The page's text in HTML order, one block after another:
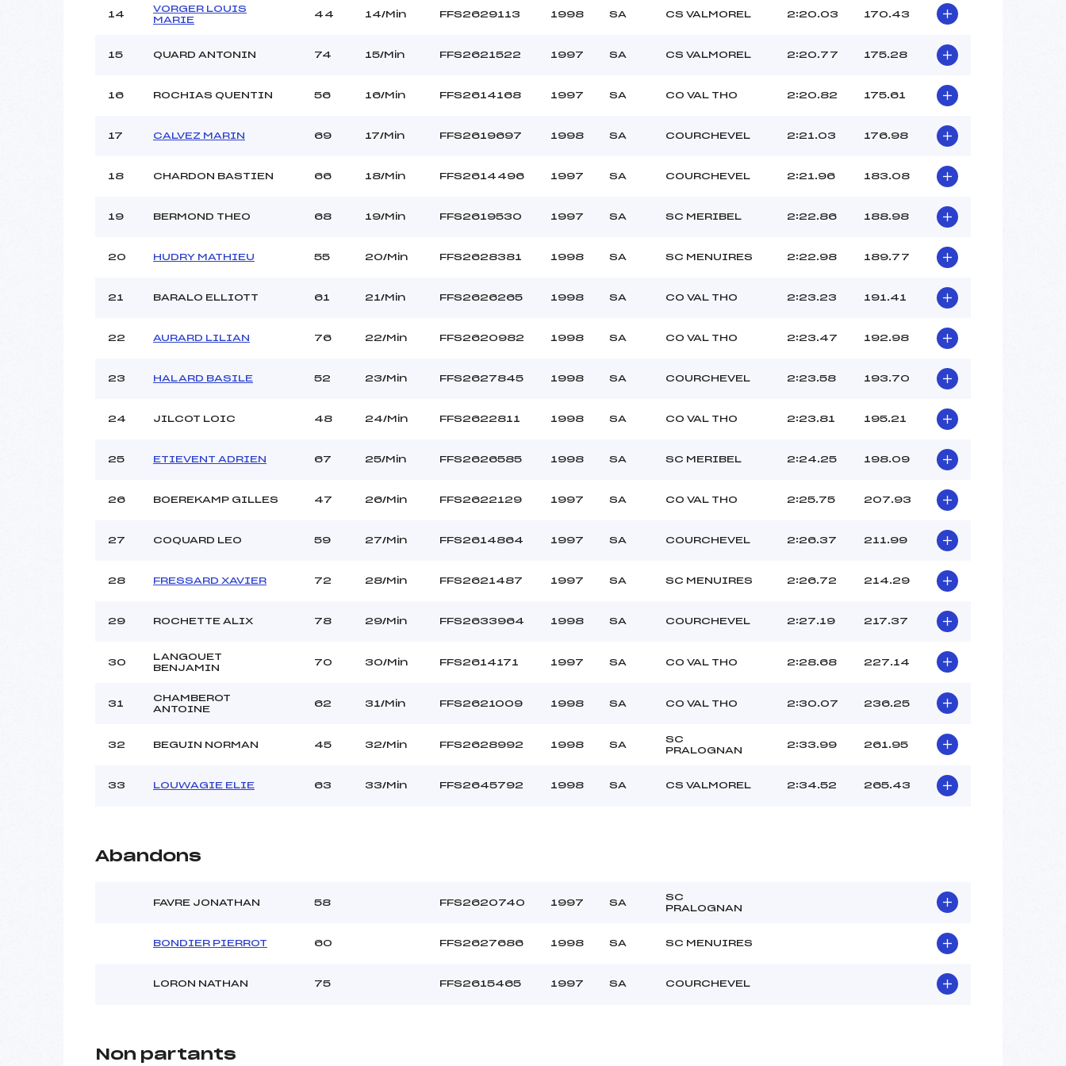
14
VORGER LOUIS
MARIE
44 14/Min FFS2629113 1998 SA CS VALMOREL 2:20.03 170.43
15 QUARD ANTONIN 74 15/Min FFS2621522 1997 SA CS VALMOREL 2:20.77 175.28
16 ROCHIAS QUENTIN 56 16/Min FFS2614168 1997 SA CO VAL THO 2:20.82 175.61
17 CALVEZ MARIN 69 17/Min FFS2619697 1998 SA COURCHEVEL 2:21.03 176.98
18 CHARDON BASTIEN 66 18/Min FFS2614496 1997 SA COURCHEVEL 2:21.96 183.08
19 BERMOND THEO 68 19/Min FFS2619530 1997 SA SC MERIBEL 2:22.86 188.98
20 HUDRY MATHIEU 55 20/Min FFS2628381 1998 SA SC MENUIRES 2:22.98 189.77
21 BARALO ELLIOTT 61 21/Min FFS2626265 1998 SA CO VAL THO 2:23.23 191.41
22 AURARD LILIAN 76 22/Min FFS2620982 1998 SA CO VAL THO 2:23.47 192.98
23 HALARD BASILE 52 23/Min FFS2627845 1998 SA COURCHEVEL 2:23.58 193.70
24 JILCOT LOIC 48 24/Min FFS2622811 1998 SA CO VAL THO 2:23.81 195.21
25 ETIEVENT ADRIEN 67 25/Min FFS2626585 1998 SA SC MERIBEL 2:24.25 198.09
26 BOEREKAMP GILLES 47 26/Min FFS2622129 1997 SA CO VAL THO 2:25.75 207.93
27 COQUARD LEO 59 27/Min FFS2614864 1997 SA COURCHEVEL 2:26.37 211.99
28 FRESSARD XAVIER 72 28/Min FFS2621487 1997 SA SC MENUIRES 2:26.72 214.29
29 ROCHETTE ALIX 78 29/Min FFS2633964 1998 SA COURCHEVEL 2:27.19 217.37
30
LANGOUET
BENJAMIN
70 30/Min FFS2614171 1997 SA CO VAL THO 2:28.68 227.14
31
CHAMBEROT
ANTOINE
62 31/Min FFS2621009 1998 SA CO VAL THO 2:30.07 236.25
32 BEGUIN NORMAN 45 32/Min FFS2628992 1998 SA
SC
PRALOGNAN
2:33.99 261.95
33 LOUWAGIE ELIE 63 33/Min FFS2645792 1998 SA CS VALMOREL 2:34.52 265.43
Abandons
FAVRE JONATHAN 58 FFS2620740 1997 SA
SC
PRALOGNAN
BONDIER PIERROT 60 FFS2627686 1998 SA SC MENUIRES
LORON NATHAN 75 FFS2615465 1997 SA COURCHEVEL
Non partants